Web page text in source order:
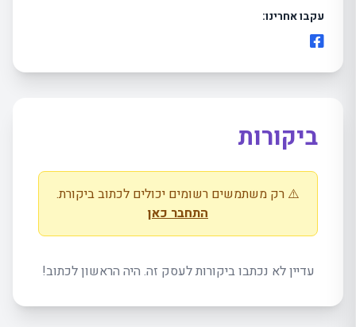
עקבו אחרינו:
ביקורות
⚠️ רק משתמשים רשומים יכולים לכתוב ביקורת.
התחבר כאן
עדיין לא נכתבו ביקורות לעסק זה. היה הראשון לכתוב!